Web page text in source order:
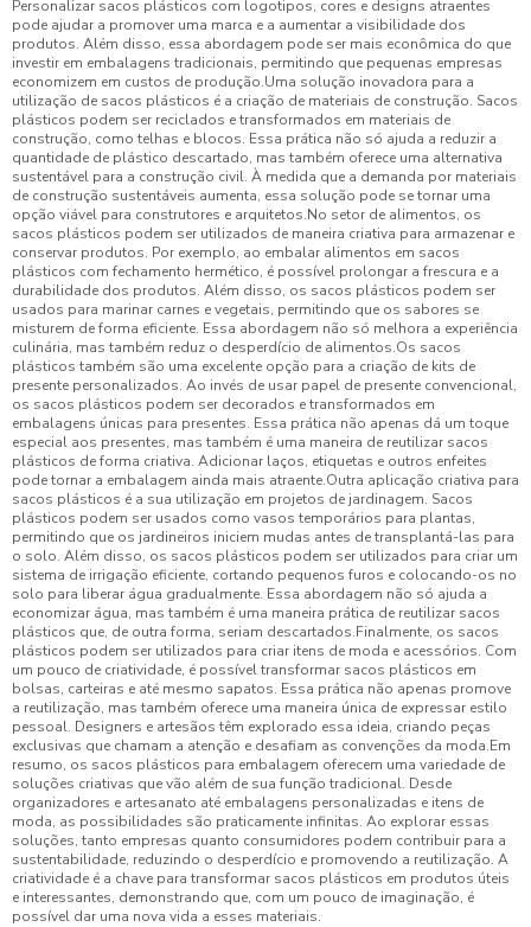
Personalizar sacos plásticos com logotipos, cores e designs atraentes
pode ajudar a promover uma marca e a aumentar a visibilidade dos
produtos. Além disso, essa abordagem pode ser mais econômica do que
investir em embalagens tradicionais, permitindo que pequenas empresas
economizem em custos de produção.Uma solução inovadora para a
utilização de sacos plásticos é a criação de materiais de construção. Sacos
plásticos podem ser reciclados e transformados em materiais de
construção, como telhas e blocos. Essa prática não só ajuda a reduzir a
quantidade de plástico descartado, mas também oferece uma alternativa
sustentável para a construção civil. À medida que a demanda por materiais
de construção sustentáveis aumenta, essa solução pode se tornar uma
opção viável para construtores e arquitetos.No setor de alimentos, os
sacos plásticos podem ser utilizados de maneira criativa para armazenar e
conservar produtos. Por exemplo, ao embalar alimentos em sacos
plásticos com fechamento hermético, é possível prolongar a frescura e a
durabilidade dos produtos. Além disso, os sacos plásticos podem ser
usados para marinar carnes e vegetais, permitindo que os sabores se
misturem de forma eficiente. Essa abordagem não só melhora a experiência
culinária, mas também reduz o desperdício de alimentos.Os sacos
plásticos também são uma excelente opção para a criação de kits de
presente personalizados. Ao invés de usar papel de presente convencional,
os sacos plásticos podem ser decorados e transformados em
embalagens únicas para presentes. Essa prática não apenas dá um toque
especial aos presentes, mas também é uma maneira de reutilizar sacos
plásticos de forma criativa. Adicionar laços, etiquetas e outros enfeites
pode tornar a embalagem ainda mais atraente.Outra aplicação criativa para
sacos plásticos é a sua utilização em projetos de jardinagem. Sacos
plásticos podem ser usados como vasos temporários para plantas,
permitindo que os jardineiros iniciem mudas antes de transplantá-las para
o solo. Além disso, os sacos plásticos podem ser utilizados para criar um
sistema de irrigação eficiente, cortando pequenos furos e colocando-os no
solo para liberar água gradualmente. Essa abordagem não só ajuda a
economizar água, mas também é uma maneira prática de reutilizar sacos
plásticos que, de outra forma, seriam descartados.Finalmente, os sacos
plásticos podem ser utilizados para criar itens de moda e acessórios. Com
um pouco de criatividade, é possível transformar sacos plásticos em
bolsas, carteiras e até mesmo sapatos. Essa prática não apenas promove
a reutilização, mas também oferece uma maneira única de expressar estilo
pessoal. Designers e artesãos têm explorado essa ideia, criando peças
exclusivas que chamam a atenção e desafiam as convenções da moda.Em
resumo, os sacos plásticos para embalagem oferecem uma variedade de
soluções criativas que vão além de sua função tradicional. Desde
organizadores e artesanato até embalagens personalizadas e itens de
moda, as possibilidades são praticamente infinitas. Ao explorar essas
soluções, tanto empresas quanto consumidores podem contribuir para a
sustentabilidade, reduzindo o desperdício e promovendo a reutilização. A
criatividade é a chave para transformar sacos plásticos em produtos úteis
e interessantes, demonstrando que, com um pouco de imaginação, é
possível dar uma nova vida a esses materiais.